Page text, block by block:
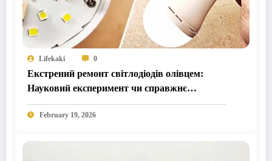
Lifekaki 0
Екстрений ремонт світлодіодів олівцем:
Науковий експеримент чи справжнє
рішення?
February 19, 2026